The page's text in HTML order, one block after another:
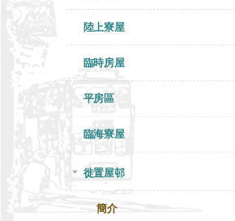
陸上寮屋
臨時房屋
平房區
臨海寮屋
徙置屋邨
簡介